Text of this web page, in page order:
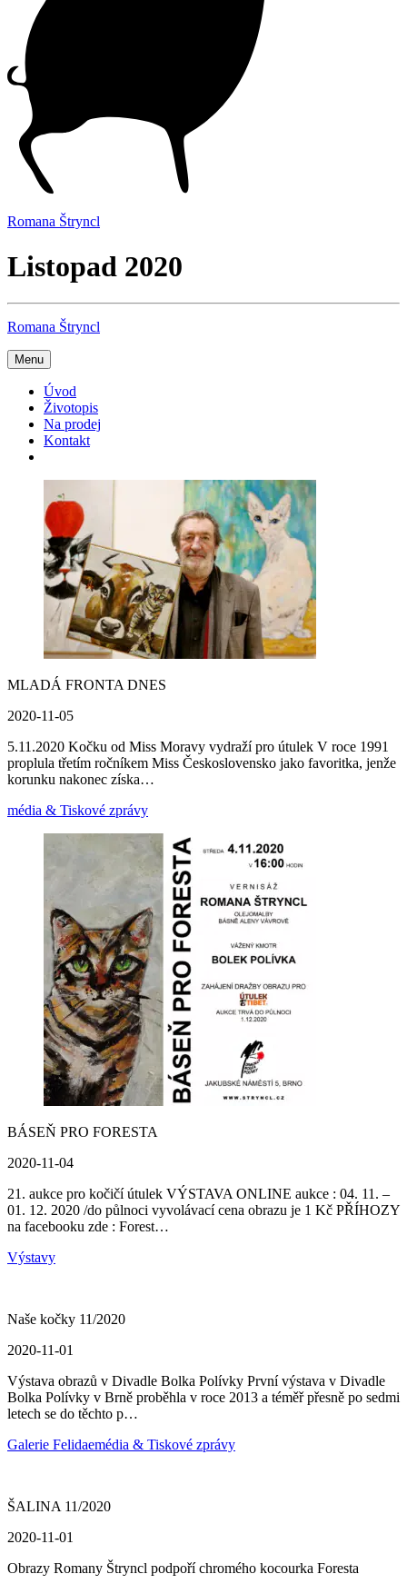
Romana Štryncl
Listopad 2020
Romana Štryncl
Menu
Úvod
Životopis
Na prodej
Kontakt
MLADÁ FRONTA DNES
2020-11-05
5.11.2020 Kočku od Miss Moravy vydraží pro útulek V roce 1991
proplula třetím ročníkem Miss Československo jako favoritka, jenže
korunku nakonec získa…
média & Tiskové zprávy
BÁSEŇ PRO FORESTA
2020-11-04
21. aukce pro kočičí útulek VÝSTAVA ONLINE aukce : 04. 11. –
01. 12. 2020 /do půlnoci vyvolávací cena obrazu je 1 Kč PŘÍHOZY
na facebooku zde : Forest…
Výstavy
Naše kočky 11/2020
2020-11-01
Výstava obrazů v Divadle Bolka Polívky První výstava v Divadle
Bolka Polívky v Brně proběhla v roce 2013 a téměř přesně po sedmi
letech se do těchto p…
Galerie Felidaemédia & Tiskové zprávy
ŠALINA 11/2020
2020-11-01
Obrazy Romany Štryncl podpoří chromého kocourka Foresta